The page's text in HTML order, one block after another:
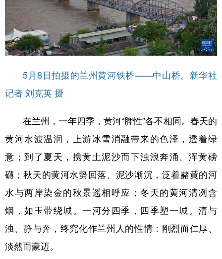
5月8日拍摄的兰州黄河铁桥——中山桥。新华社
记者 刘克英 摄
在兰州，一年四季，黄河“脾性”各不相同。春天的
黄河水波温润，上游冰雪消融带来的色泽，透着绿
意；到了夏天，携黄土泥沙而下浊浪奔涌、浑黄磅
礴；秋天的黄河水势回落、泥沙渐沉，泛着赭黄的河
水与两岸染金的秋景遥相呼应；冬天的黄河清冽含
烟，如玉带绕城。一河分四季，四季塑一城。清与
浊、静与奔，终究化作兰州人的性情：刚烈而仁厚、
淡然而豪迈。